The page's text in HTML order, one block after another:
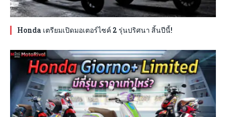
Honda เตรียมเปิดมอเตอร์ไซค์ 2 รุ่นปริศนา สิ้นปีนี้!